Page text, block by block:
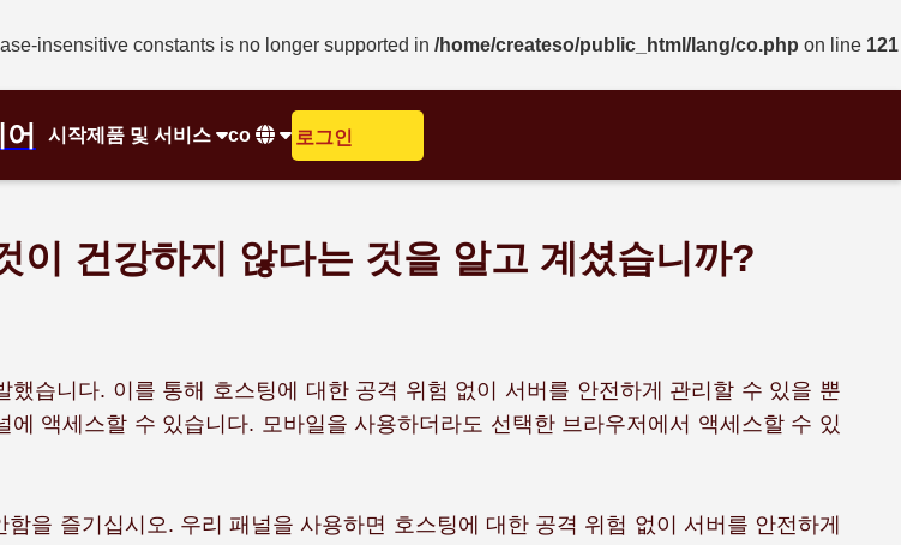
insensitive constants is no longer supported in /home/createso/public_html/lang/co.php on line 121
시작제품 및 서비스 co 로그인
이 건강하지 않다는 것을 알고 계셨습니까?
습니다. 이를 통해 호스팅에 대한 공격 위험 없이 서버를 안전하게 관리할 수 있을 뿐
액세스할 수 있습니다. 모바일을 사용하더라도 선택한 브라우저에서 액세스할 수 있
을 즐기십시오. 우리 패널을 사용하면 호스팅에 대한 공격 위험 없이 서버를 안전하게